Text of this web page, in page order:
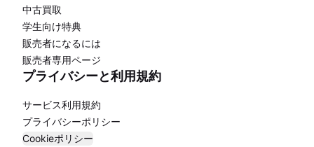
中古買取
学生向け特典
販売者になるには
販売者専用ページ
プライバシーと利用規約
サービス利用規約
プライバシーポリシー
Cookieポリシー